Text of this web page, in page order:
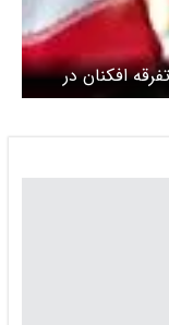
افکنان در